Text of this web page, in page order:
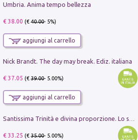
Umbria. Anima tempo bellezza
€ 38.00 (€40.00- 5%)
aggiungi al carrello
Nick Brandt. The day may break. Ediz. italiana
€ 37.05 (€39.00- 5.00%)
aggiungi al carrello
€ 33.25 (€35.00- 5.00%)